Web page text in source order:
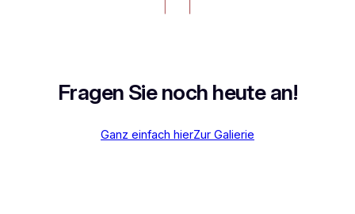
Fragen Sie noch heute an!
Ganz einfach hierZur Galierie